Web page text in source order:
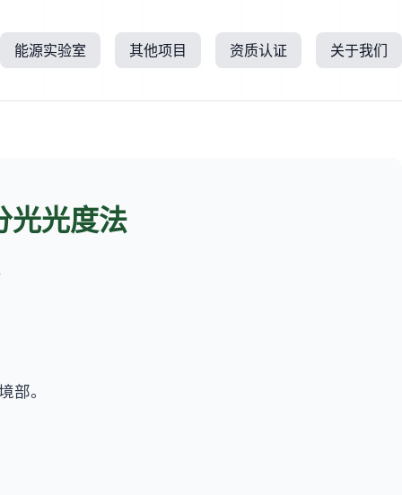
能源实验室 其他项目 资质认证 关于我们
光光度法
。